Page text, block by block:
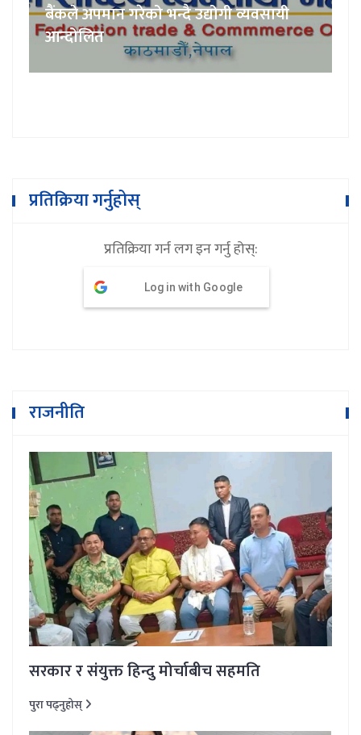
बैंकले अपमान गरेको भन्दै उद्योगी व्यवसायी
आन्दोलित
प्रतिक्रिया गर्नुहोस्
प्रतिक्रिया गर्न लग इन गर्नु होस्:
Log in with Google
राजनीति
सरकार र संयुक्त हिन्दु मोर्चाबीच सहमति
पुरा पढ्नुहोस्